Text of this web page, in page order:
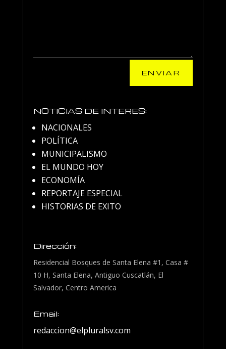
ENVIAR
NOTICIAS DE INTERES:
NACIONALES
POLÍTICA
MUNICIPALISMO
EL MUNDO HOY
ECONOMÍA
REPORTAJE ESPECIAL
HISTORIAS DE EXITO
Dirección:
Residencial Bosques de Santa Elena #1, Casa #
10 H, Santa Elena, Antiguo Cuscatlán, El
Salvador, Centro America
Email:
redaccion@elpluralsv.com